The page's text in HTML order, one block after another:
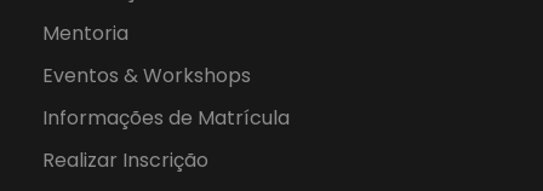
Mentoria
Eventos & Workshops
Informações de Matrícula
Realizar Inscrição